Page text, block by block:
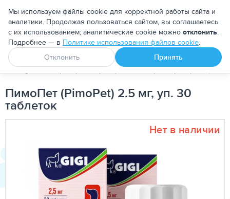
Москва
Апоквел Ветмедин От блох и клещей
PetDog Ветеринарные препараты Кардиопрепараты (для
ПимоПет (PimoPet) 2.5 мг, уп. 30
таблеток
Нет в наличии
Мы используем файлы cookie для корректной работы сайта и
аналитики. Продолжая пользоваться сайтом, вы соглашаетесь
с их использованием; аналитические cookie можно отклонить.
Подробнее — в Политике использования файлов cookie.
Отклонить
Принять